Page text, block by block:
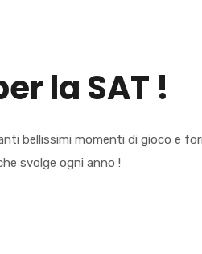
la SAT !
bellissimi momenti di gioco e
svolge ogni anno !